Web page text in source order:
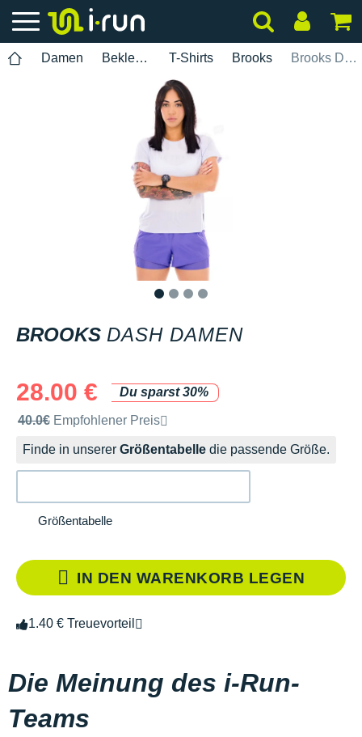
Damen Bekleidung T-Shirts Brooks Brooks Dash Damen
BROOKS DASH DAMEN
28.00 €
Du sparst 30%
Unverbindliche Preisempfehlung der Marke
40.0€ Empfohlener Preis
Finde in unserer Größentabelle die passende Größe.
Größentabelle
IN DEN WARENKORB LEGEN
1.40 € Treuevorteil
Die Meinung des i-Run-
Teams